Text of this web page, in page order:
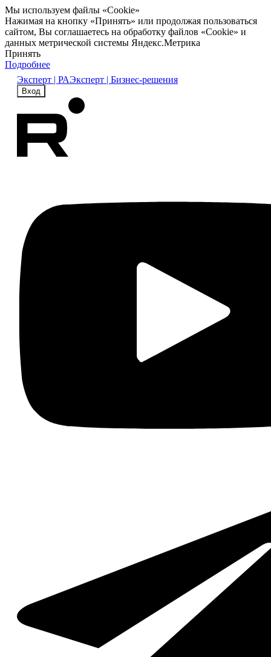
Мы используем файлы «Cookie»
Нажимая на кнопку «Принять» или продолжая пользоваться
сайтом, Вы соглашаетесь на обработку файлов «Cookie» и
данных метрической системы Яндекс.Метрика
Принять
Подробнее
Эксперт | РАЭксперт | Бизнес-решения
Вход